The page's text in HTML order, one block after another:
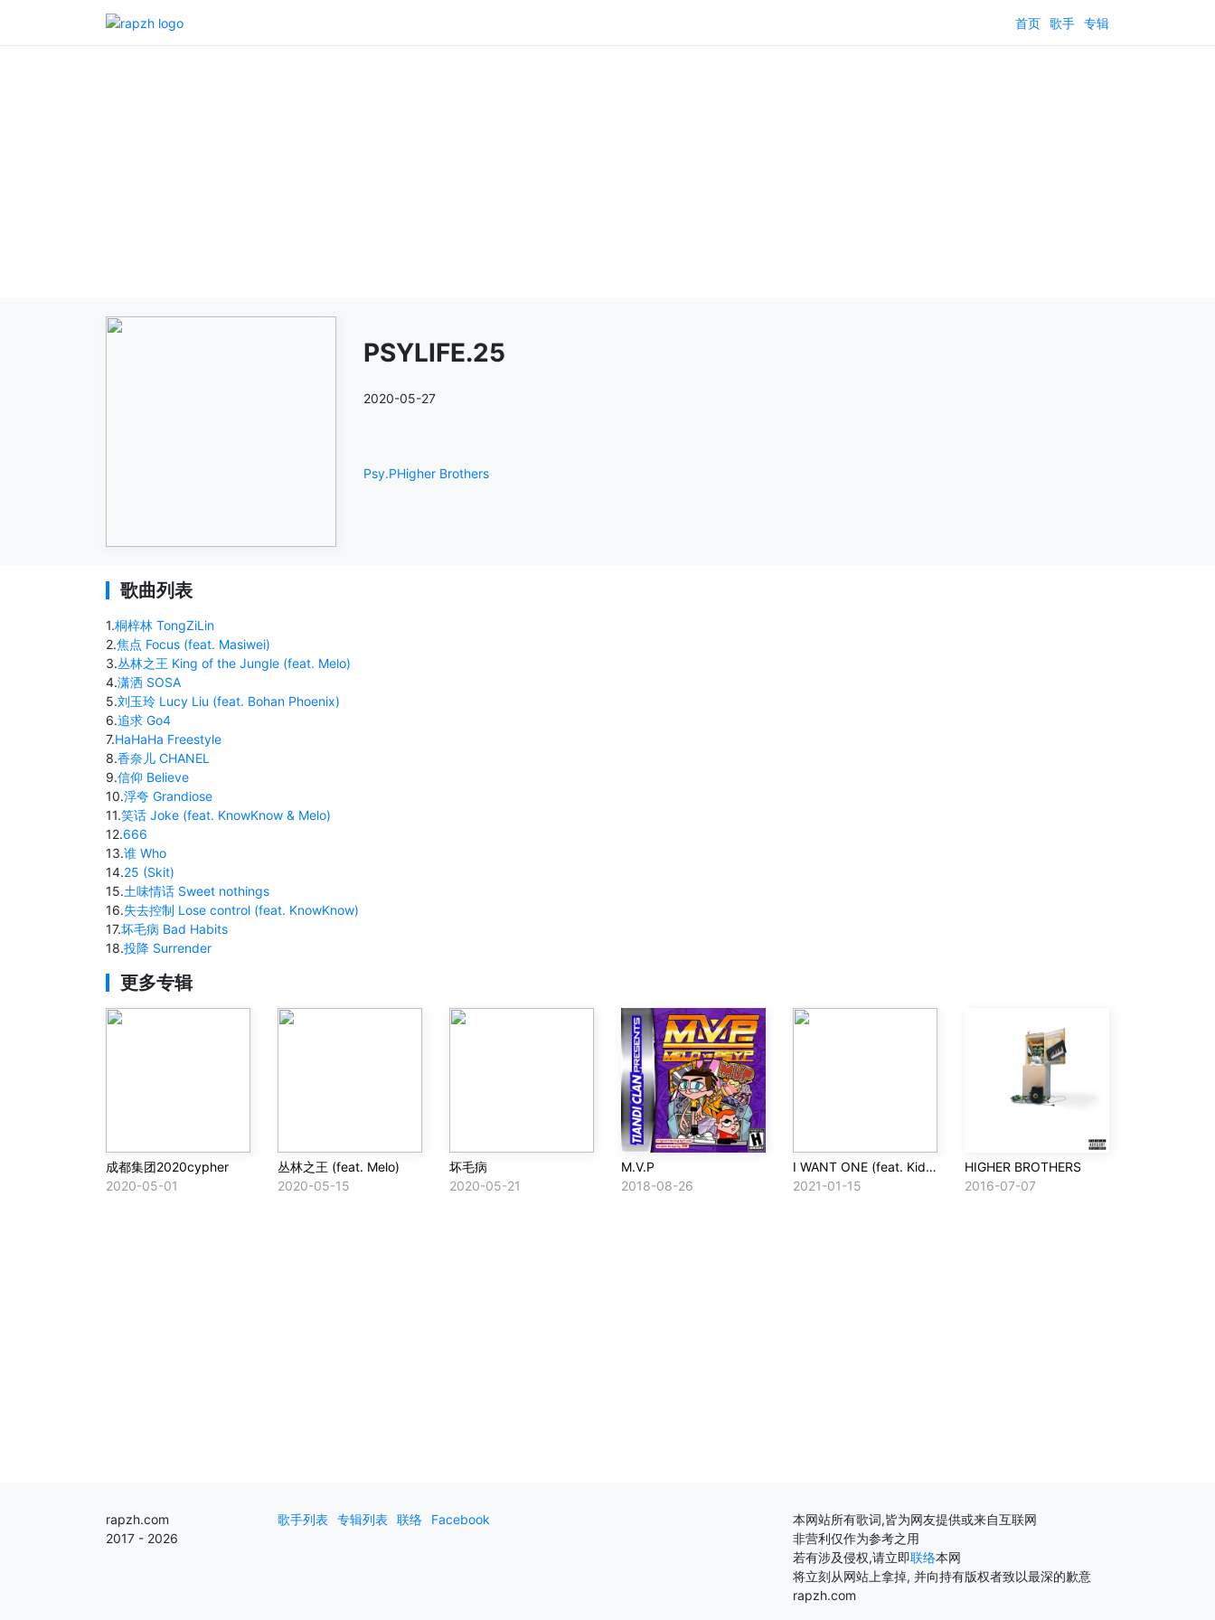
首页 歌手 专辑
PSYLIFE.25
2020-05-27
Psy.PHigher Brothers
歌曲列表
1.桐梓林 TongZiLin
2.焦点 Focus (feat. Masiwei)
3.丛林之王 King of the Jungle (feat. Melo)
4.潇洒 SOSA
5.刘玉玲 Lucy Liu (feat. Bohan Phoenix)
6.追求 Go4
7.HaHaHa Freestyle
8.香奈儿 CHANEL
9.信仰 Believe
10.浮夸 Grandiose
11.笑话 Joke (feat. KnowKnow & Melo)
12.666
13.谁 Who
14.25 (Skit)
15.土味情话 Sweet nothings
16.失去控制 Lose control (feat. KnowKnow)
17.坏毛病 Bad Habits
18.投降 Surrender
更多专辑
成都集团2020cypher
2020-05-01
丛林之王 (feat. Melo)
2020-05-15
坏毛病
2020-05-21
M.V.P
2018-08-26
I WANT ONE (feat. Kid Milli & Psy.P)
2021-01-15
HIGHER BROTHERS
2016-07-07
rapzh.com
2017 - 2026
歌手列表 专辑列表 联络 Facebook
本网站所有歌词,皆为网友提供或来自互联网
非营利仅作为参考之用
若有涉及侵权,请立即联络本网
将立刻从网站上拿掉, 并向持有版权者致以最深的歉意
rapzh.com